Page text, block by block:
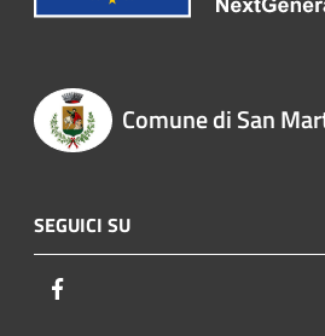
Comune di San
SEGUICI SU